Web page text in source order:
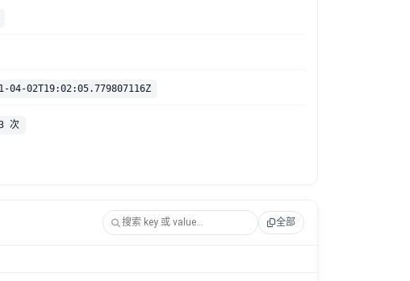
04-02T19:02:05.779807116Z
次
全部